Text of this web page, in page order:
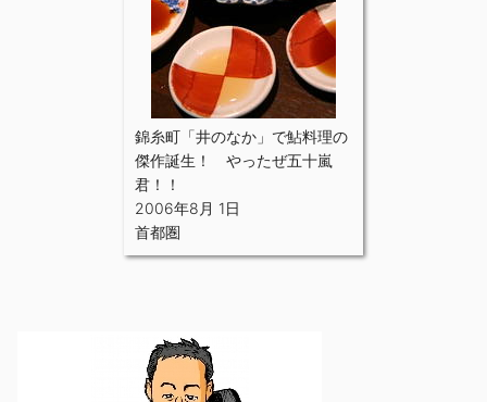
錦糸町「井のなか」で鮎料理の
傑作誕生！ やったぜ五十嵐
君！！
2006年8月 1日
首都圏